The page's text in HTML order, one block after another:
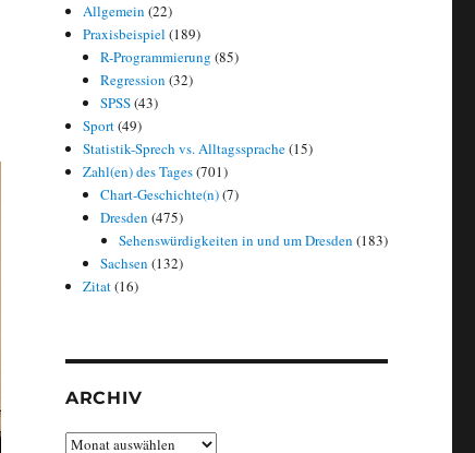
Allgemein (22)
Praxisbeispiel (189)
R-Programmierung (85)
Regression (32)
SPSS(43)
Sport(49)
Statistik-Sprech vs. Alltagssprache(15)
Zahl(en) des Tages(701)
Chart-Geschichte(n)(7)
Dresden (475)
Sehenswürdigkeiten in und um Dresden (183)
Sachsen (132)
Zitat(16)
ARCHIV
Archiv